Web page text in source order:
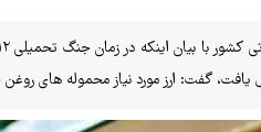
گفت: ارز مورد نیاز محموله های